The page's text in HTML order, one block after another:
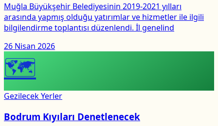
Muğla Büyükşehir Belediyesinin 2019-2021 yılları
arasında yapmış olduğu yatırımlar ve hizmetler ile ilgili
bilgilendirme toplantısı düzenlendi. İl genelind
26 Nisan 2026
🗺
Gezilecek Yerler
Bodrum Kıyıları Denetlenecek